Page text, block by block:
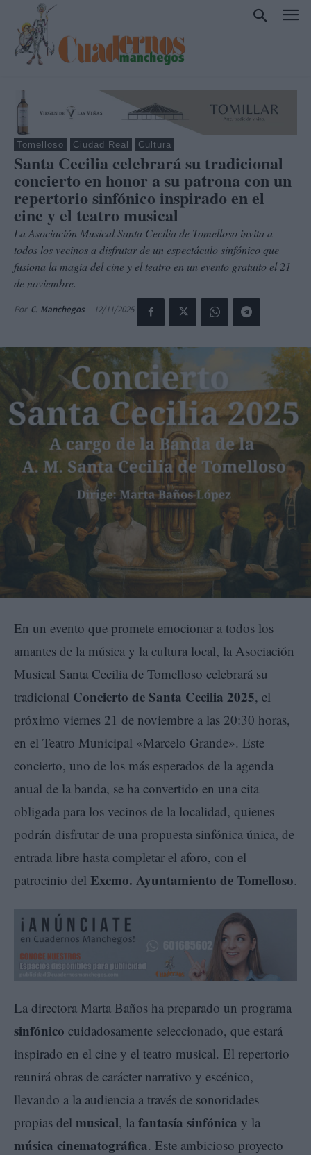
Tomelloso Ciudad Real Cultura
Santa Cecilia celebrará su tradicional
concierto en honor a su patrona con un
repertorio sinfónico inspirado en el
cine y el teatro musical
La Asociación Musical Santa Cecilia de Tomelloso invita a
todos los vecinos a disfrutar de un espectáculo sinfónico que
fusiona la magia del cine y el teatro en un evento gratuito el 21
de noviembre.
Por C. Manchegos 12/11/2025
En un evento que promete emocionar a todos los
amantes de la música y la cultura local, la Asociación
Musical Santa Cecilia de Tomelloso celebrará su
tradicional Concierto de Santa Cecilia 2025, el
próximo viernes 21 de noviembre a las 20:30 horas,
en el Teatro Municipal «Marcelo Grande». Este
concierto, uno de los más esperados de la agenda
anual de la banda, se ha convertido en una cita
obligada para los vecinos de la localidad, quienes
podrán disfrutar de una propuesta sinfónica única, de
entrada libre hasta completar el aforo, con el
patrocinio del Excmo. Ayuntamiento de Tomelloso.
La directora Marta Baños ha preparado un programa
sinfónico cuidadosamente seleccionado, que estará
inspirado en el cine y el teatro musical. El repertorio
reunirá obras de carácter narrativo y escénico,
llevando a la audiencia a través de sonoridades
propias del musical, la fantasía sinfónica y la
música cinematográfica. Este ambicioso proyecto